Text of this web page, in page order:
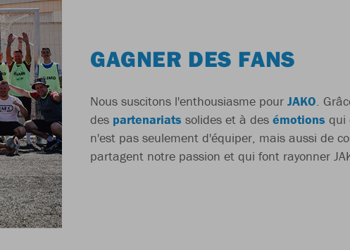
GAGNER DES FANS
Nous suscitons l'enthousiasme pour JAKO.
des partenariats solides et à des émotions qui
n'est pas seulement d'équiper, mais aussi de
partagent notre passion et qui font rayonner